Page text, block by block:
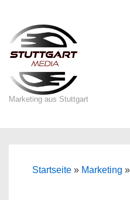
Inhalt
Marketing aus Stuttgart
Startseite» Marketing »